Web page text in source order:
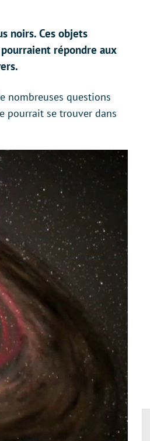
noirs. Ces objets
répondre aux
nombreuses questions
pourrait se trouver dans